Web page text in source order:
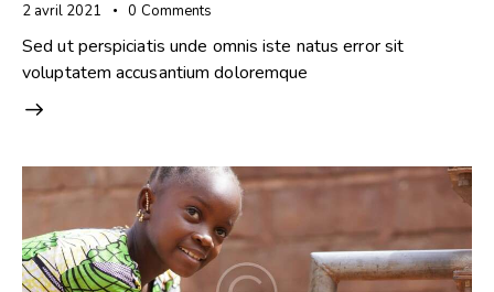
2 avril 2021 0 Comments
Sed ut perspiciatis unde omnis iste natus error sit
voluptatem accusantium doloremque